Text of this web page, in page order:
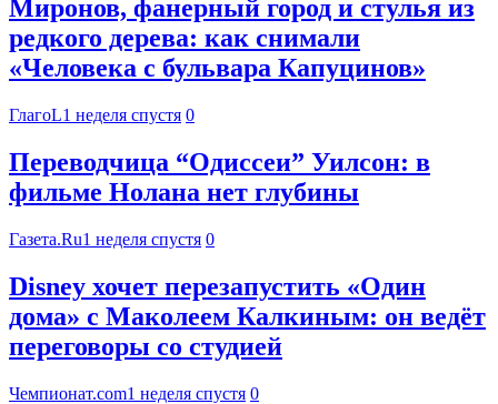
Миронов, фанерный город и стулья из
редкого дерева: как снимали
«Человека с бульвара Капуцинов»
ГлагоL1 неделя спустя 0
Переводчица “Одиссеи” Уилсон: в
фильме Нолана нет глубины
Газета.Ru1 неделя спустя 0
Disney хочет перезапустить «Один
дома» с Маколеем Калкиным: он ведёт
переговоры со студией
Чемпионат.com1 неделя спустя 0